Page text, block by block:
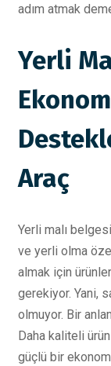
adım atmak
Yerli
Araç
Yerli malı
ve yerli olma
almak için
gerekiyor. Yani,
olmuyor. Bir
Daha kaliteli
güçlü bir